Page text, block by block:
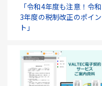
「令和4年度も注意！令和
3年度の税制改正のポイン
ト」